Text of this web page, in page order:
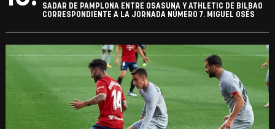
SADAR DE PAMPLONA ENTRE OSASUNA Y ATHLETIC DE BILBAO
CORRESPONDIENTE A LA JORNADA NÚMERO 7. MIGUEL OSÉS